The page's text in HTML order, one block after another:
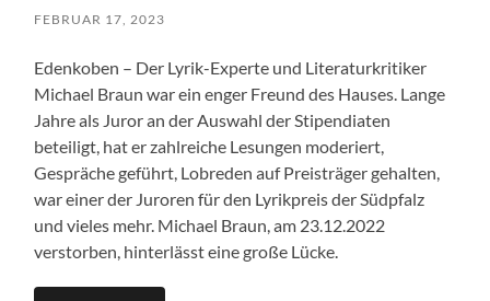
FEBRUAR 17, 2023
Edenkoben – Der Lyrik-Experte und Literaturkritiker
Michael Braun war ein enger Freund des Hauses. Lange
Jahre als Juror an der Auswahl der Stipendiaten
beteiligt, hat er zahlreiche Lesungen moderiert,
Gespräche geführt, Lobreden auf Preisträger gehalten,
war einer der Juroren für den Lyrikpreis der Südpfalz
und vieles mehr. Michael Braun, am 23.12.2022
verstorben, hinterlässt eine große Lücke.